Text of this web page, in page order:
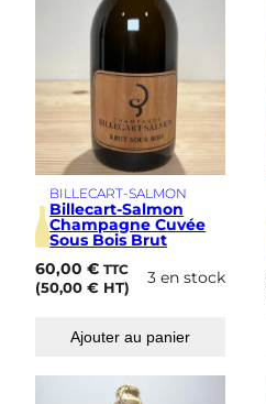
BILLECART-SALMON
Billecart-Salmon
Champagne Cuvée
Sous Bois Brut
60,00€ TTC
(50,00€ HT) 3 en stock
Ajouter au panier